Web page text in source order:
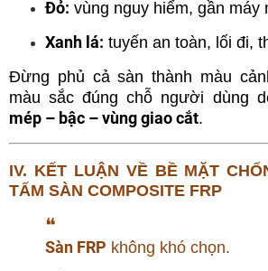
Đỏ: vùng nguy hiểm, gần máy
Xanh lá: tuyến an toàn, lối đi,
Đừng phủ cả sàn thành màu
màu sắc đúng chỗ người dùng
mép – bậc – vùng giao cắt.
IV. KẾT LUẬN VỀ BỀ MẶT
TẤM SÀN COMPOSITE FRP
❝
Sàn FRP không khó chọn.